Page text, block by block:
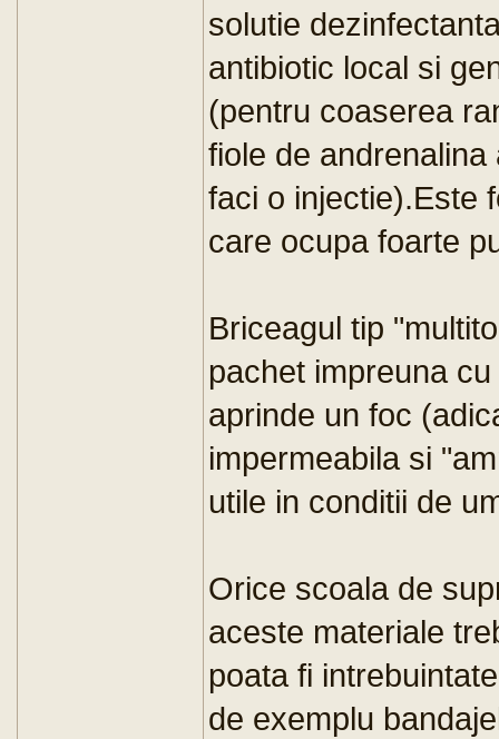
solutie
antibiotic local si
(pentru coaserea
fiole de
faci o injectie).Este
care ocupa foarte
Briceagul tip
pachet impreuna
aprinde un foc
impermeabila si
utile in conditii de
Orice scoala de
aceste materiale
poata fi
de exemplu